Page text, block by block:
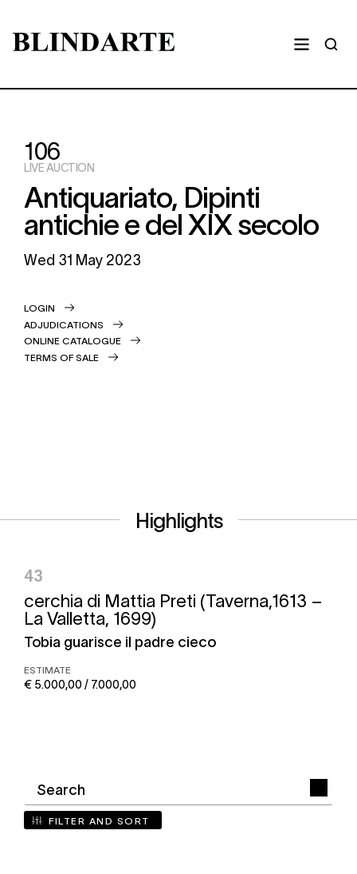
106
LIVE AUCTION
Antiquariato, Dipinti
antichie e del XIX secolo
Wed 31 May 2023
LOGIN
ADJUDICATIONS
ONLINE CATALOGUE
TERMS OF SALE
Highlights
43
cerchia di Mattia Preti (Taverna,1613 –
La Valletta, 1699)
Tobia guarisce il padre cieco
ESTIMATE
€ 5.000,00 / 7.000,00
FILTER AND SORT